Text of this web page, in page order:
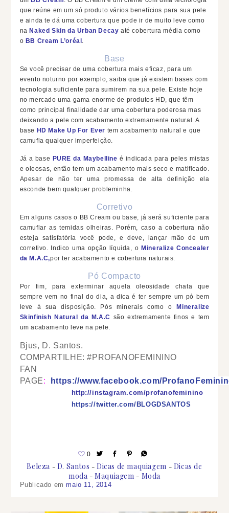
que reúne em um só produto vários benefícios para sua pele
e ainda te dá uma cobertura que pode ir de muito leve como
naNaked Skin da Urban Decay até cobertura média como
o BB Cream L’oréal
Base
Se você precisar de uma cobertura mais eficaz, para um
evento noturno por exemplo, saiba que já existem bases com
tecnologia suficiente para sumirem na sua pele. Existe hoje
no mercado uma gama enorme de produtos HD, que têm
como principal finalidade dar uma cobertura poderosa mas
deixando a pele com acabamento extremamente natural. A
base HD Make Up For Ever tem acabamento natural e que
camufla qualquer imperfeição.
Já a base PURE da Maybelline é indicada para peles mistas
e oleosas, então tem um acabamento mais seco e matificado.
Apesar de não ter uma promessa de alta definição ela
esconde bem qualquer probleminha.
Corretivo
Em alguns casos o BB Cream ou base, já será suficiente para
camuflar as temidas olheiras. Porém, caso a cobertura não
esteja satisfatória você pode, e deve, lançar mão de um
corretivo. Indico uma opção líquida, oMineralize Concealer
da M.A.C,por ter acabamento e cobertura naturais.
Pó Compacto
Por fim, para exterminar aquela oleosidade chata que
sempre vem no final do dia, a dica é ter sempre um pó bem
leve à sua disposição. Pós minerais como oMineralize
Skinfinish Natural da M.A.C são extremamente finos e tem
um acabamento leve na pele.
Bjus, D. Santos.
COMPARTILHE: #PROFANOFEMININO
FAN
PAGE: https://www.facebook.com/
http://instagram.com/profanofeminino
https://twitter.com/BLOGDSANTOS
0
Beleza D. Santos Dicas de maquiagem
Dicas de
moda
Maquiagem Moda
Publicado emmaio 11, 2014